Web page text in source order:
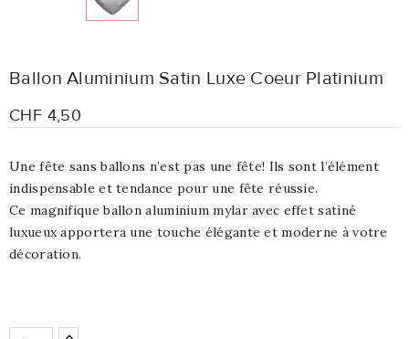
Ballon Aluminium Satin Luxe Coeur Platinium
CHF 4,50
Une fête sans ballons n’est pas une fête! Ils sont l’élément
indispensable et tendance pour une fête réussie.
Ce magnifique ballon aluminium mylar avec effet satiné
luxueux apportera une touche élégante et moderne à votre
décoration.